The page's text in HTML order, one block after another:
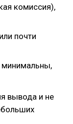
комиссия),
почти
вывода и не